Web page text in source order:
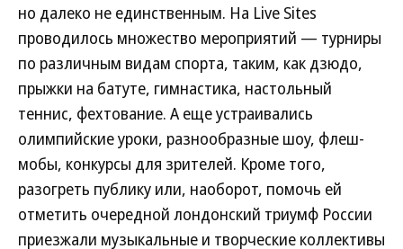
но далеко не единственным. На Live Sites
проводилось множество мероприятий — турниры
по различным видам спорта, таким, как дзюдо,
прыжки на батуте, гимнастика, настольный
теннис, фехтование. А еще устраивались
олимпийские уроки, разнообразные шоу, флеш-
мобы, конкурсы для зрителей. Кроме того,
разогреть публику или, наоборот, помочь ей
отметить очередной лондонский триумф России
приезжали музыкальные и творческие коллективы